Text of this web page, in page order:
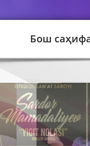
Бош